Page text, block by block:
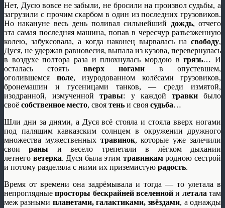
Нет, Дусю вовсе не забыли, не бросили на произвол судьбы, а
загрузили с прочим скарбом в один из последних грузовиков.
Но накануне весь день поливал сильнейший дождь, отчего
эта самая последняя машина, попав в чересчур разъезженную
колею, забуксовала, а когда наконец вырвалась на свободу,
Дуся, не удержав равновесия, выпала из кузова, перевернулась
в воздухе полтора раза и плюхнулась мордою вгрязь… И
осталась стоять вверх ногами в опустевшем,
оголившемся поле, изуродованном колёсами грузовиков,
бронемашин и гусеницами танков, — среди измятой,
изодранной, измученной травы: у каждой травкибыло
своё собственное место, своя тень и своя судьба…
Шли дни за днями, а Дуся всё стояла и стояла вверх ногами
под палящим кавказским солнцем в окружении дружного
множества мужественныхтравинок, которые уже залечили
своираны и весело трепетали в лёгком дыхании
летнего ветерка. Дуся была этим травинкамродною сестрой
и потому разделяла с ними их приземистую радость.
Время от времени она задрёмывала и тогда — то улетала в
непроглядные просторы бескрайней вселенной и летала там
меж разными планетами, галактиками, звёздами, а однажды